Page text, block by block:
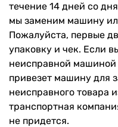
течение 14 дней со
мы заменим машину
Пожалуйста, первые
упаковку и чек. Если
неисправной машиной
привезет машину для
неисправного товара
транспортная
не придется.